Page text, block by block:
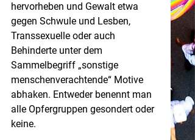
hervorheben und Gewalt etwa
gegen Schwule und Lesben,
Transsexuelle oder auch
Behinderte unter dem
Sammelbegriff „sonstige
menschenverachtende“ Motive
abhaken. Entweder benennt man
alle Opfergruppen gesondert oder
keine.